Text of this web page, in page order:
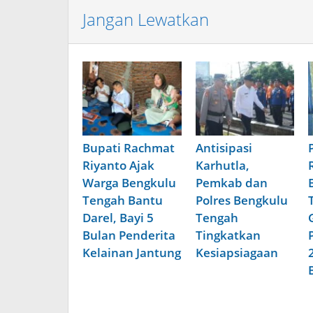
Jangan Lewatkan
Bupati Rachmat
Riyanto Ajak
Warga Bengkulu
Tengah Bantu
Darel, Bayi 5
Bulan Penderita
Kelainan Jantung
Antisipasi
Karhutla,
Pemkab dan
Polres Bengkulu
Tengah
Tingkatkan
Kesiapsiagaan